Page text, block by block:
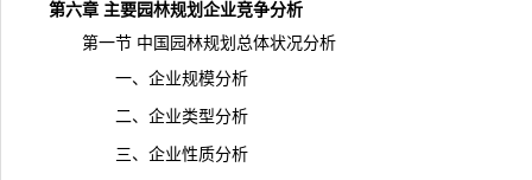
第六章 主要园林规划企业竞争分析
第一节 中国园林规划总体状况分析
一、企业规模分析
二、企业类型分析
三、企业性质分析